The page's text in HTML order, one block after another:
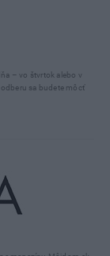
– vo štvrtok alebo v
sa budete môcť